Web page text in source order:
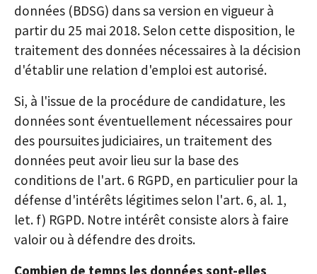
données (BDSG) dans sa version en vigueur à
partir du 25 mai 2018. Selon cette disposition, le
traitement des données nécessaires à la décision
d'établir une relation d'emploi est autorisé.
Si, à l'issue de la procédure de candidature, les
données sont éventuellement nécessaires pour
des poursuites judiciaires, un traitement des
données peut avoir lieu sur la base des
conditions de l'art. 6 RGPD, en particulier pour la
défense d'intérêts légitimes selon l'art. 6, al. 1,
let. f) RGPD. Notre intérêt consiste alors à faire
valoir ou à défendre des droits.
Combien de temps les données sont-elles